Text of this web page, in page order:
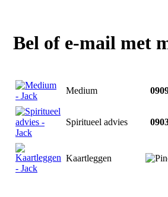
Bel of e-mail met
Medium
Spiritueel advies
Kaartleggen